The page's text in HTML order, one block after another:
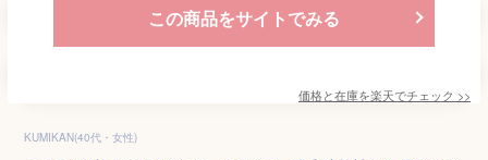
この商品をサイトでみる
価格と在庫を楽天でチェック >>
KUMIKAN(40代・女性)